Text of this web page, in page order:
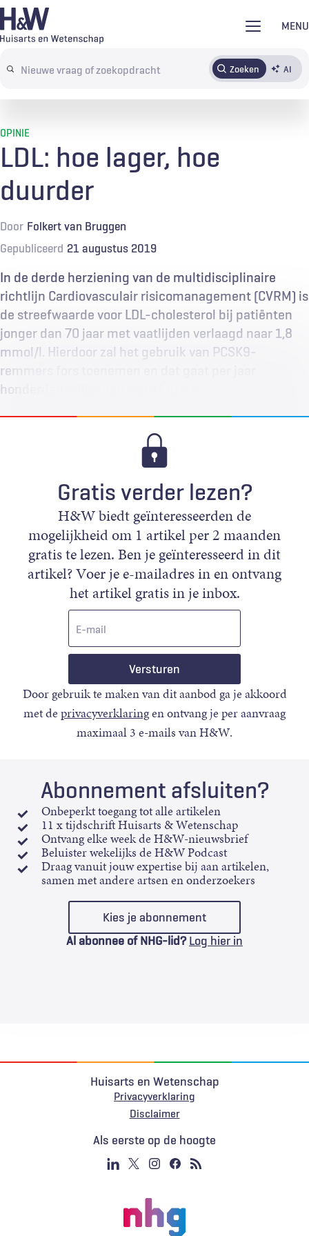
Overslaan
en
de
MENU
Search
terms
Zoeken AI
AbonnerenTijdschrift Inloggen
OPINIE
LDL: hoe lager, hoe
duurder
Door Folkert van Bruggen
Gepubliceerd 21 augustus 2019
In de derde herziening van de multidisciplinaire
richtlijn Cardiovasculair risicomanagement (CVRM) is
de streefwaarde voor LDL-cholesterol bij patiënten
jonger dan 70 jaar met vaatlijden verlaagd naar 1,8
mmol/l. Hierdoor zal het gebruik van PCSK9-
remmers fors toenemen en dat gaat per jaar
honderden miljoenen extra kosten.
Gratis verder lezen?
H&W biedt geïnteresseerden de
mogelijkheid om 1 artikel per 2 maanden
gratis te lezen. Ben je geïnteresseerd in dit
artikel? Voer je e-mailadres in en ontvang
het artikel gratis in je inbox.
Door gebruik te maken van dit aanbod ga je akkoord
met deprivacyverklaringen ontvang je per aanvraag
maximaal 3 e-mails van H&W.
Abonnement afsluiten?
Onbeperkt toegang tot alle artikelen
11 x tijdschrift Huisarts & Wetenschap
Ontvang elke week de H&W-nieuwsbrief
Beluister wekelijks de H&W Podcast
Draag vanuit jouw expertise bij aan artikelen,
samen met andere artsen en onderzoekers
Kies je abonnement
Al abonnee of NHG-lid? Log hier in
Huisarts en Wetenschap
Privacyverklaring
Voet
Disclaimer
Als eerste op de hoogte